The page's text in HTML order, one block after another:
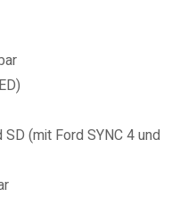
(mit Ford SYNC 4 und